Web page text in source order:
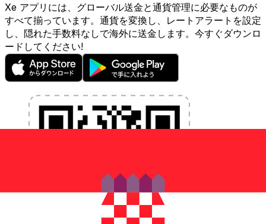
Xe アプリには、グローバル送金と通貨管理に必要なものが
すべて揃っています。通貨を変換し、レートアラートを設定
し、隠れた手数料なしで海外に送金します。今すぐダウンロ
ードしてください!